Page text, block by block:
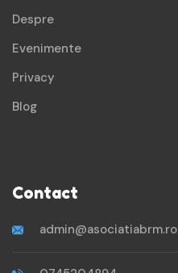
Despre
Evenimente
Privacy
Blog
Contact
admin@asociatiabrm.ro